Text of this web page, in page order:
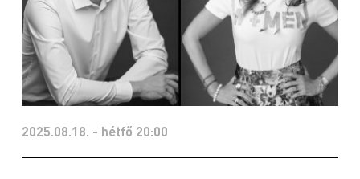
2025.08.18. - hétfő 20:00